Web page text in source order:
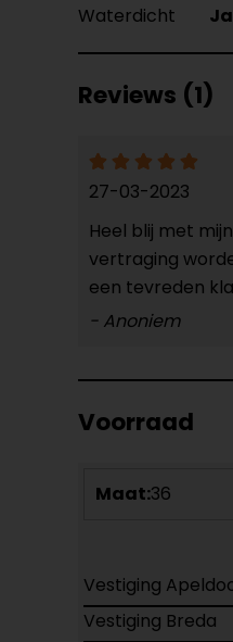
Waterdicht
Ja
Reviews (1)
27-03-2023
Heel blij met
vertraging
een tevreden
- Anoniem
Voorraad
Maat:36
Vestiging
Vestiging Breda